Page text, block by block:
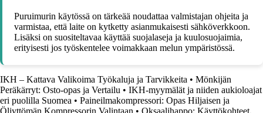
Puruimurin käytössä on tärkeää noudattaa valmistajan ohjeita ja
varmistaa, että laite on kytketty asianmukaisesti sähköverkkoon.
Lisäksi on suositeltavaa käyttää suojalaseja ja kuulosuojaimia,
erityisesti jos työskentelee voimakkaan melun ympäristössä.
IKH – Kattava Valikoima Työkaluja ja Tarvikkeita • Mönkijän
Peräkärryt: Osto-opas ja Vertailu • IKH-myymälät ja niiden aukioloajat
eri puolilla Suomea • Paineilmakompressori: Opas Hiljaisen ja
Öljyttömän Kompressorin Valintaan • Oksaalihappo: Käyttökohteet,